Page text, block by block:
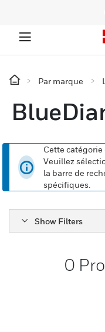
Par marque
Cette catégorie
Veuillez
la barre de
spécifiques.
Show Filters
0